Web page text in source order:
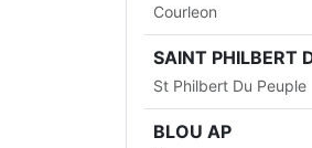
Courleon
SAINT PHILBERT
St Philbert Du Peuple
BLOU AP